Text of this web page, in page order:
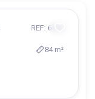
REF: 6183
84 m²